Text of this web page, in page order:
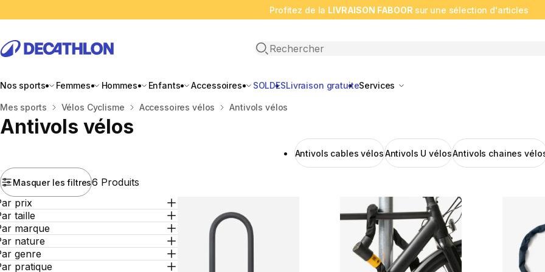
Profitez de la LIVRAISON FABOOR sur une sélection d'articles
Open search
Nos sports Femmes Hommes Enfants Accessoires SOLDESLivraison gratuiteServices
Accueil
Mes sports Vélos Cyclisme Accessoires vélos Antivols vélos
Antivols vélos
Antivols cables vélosAntivols U vélosAntivols chaines
Masquer les filtres6 Produits
prix
taille
marque
nature
genre
pratique